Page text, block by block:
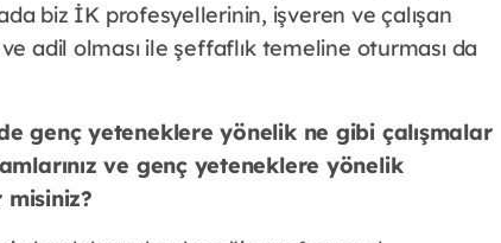
biz İK profesyellerinin, işveren ve çalışan
adil olması ile şeffaflık temeline oturması da
genç yeteneklere yönelik ne gibi çalışmalar
ve genç yeteneklere yönelik